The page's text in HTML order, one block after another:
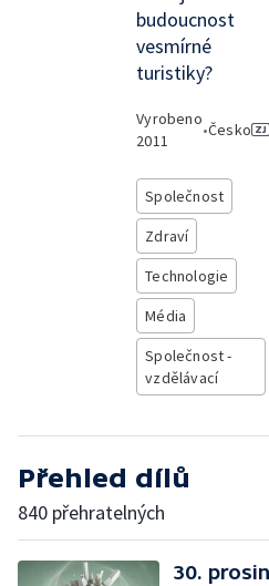
budoucnost
vesmírné
turistiky?
Vyrobeno
2011
•Česko
Společnost
Zdraví
Technologie
Média
Společnost -
vzdělávací
Přehled dílů
840 přehratelných
30.